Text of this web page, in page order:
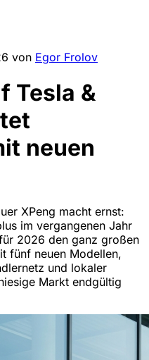
von Egor Frolov
Tesla &
neuen
XPeng macht ernst:
im vergangenen Jahr
2026 den ganz großen
fünf neuen Modellen,
und lokaler
Markt endgültig